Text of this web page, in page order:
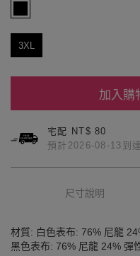
3XL
加入購
宅配 NT$ 80
預計2026-08-13到達
尺寸說明
材質: 白色表布: 76% 尼龍
黑色表布: 76% 尼龍 24% 彈